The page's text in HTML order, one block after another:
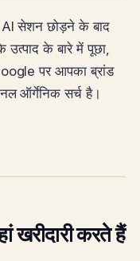
AI सेशन छोड़ने के बाद
के बारे में पूछा,
पर आपका ब्रांड
ऑर्गेनिक सर्च है।
खरीदारी करते हैं